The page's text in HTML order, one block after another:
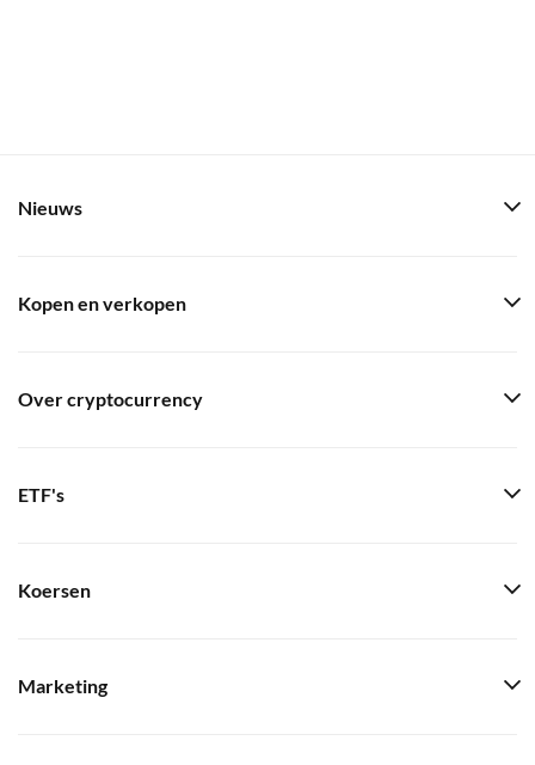
Nieuws
Kopen en verkopen
Over cryptocurrency
ETF's
Koersen
Marketing